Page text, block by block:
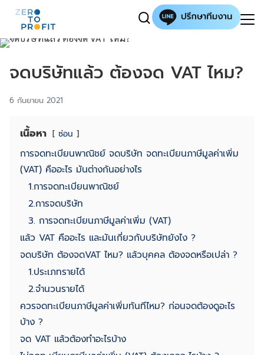
จดบริษัทแล้ว ต้องจด VAT ไหม?
6 กันยายน 2021
เนื้อหา ซ่อน
การจดทะเบียนพาณิชย์ จดบริษัท จดทะเบียนภาษีมูลค่าเพิ่ม
(VAT) คืออะไร มันต่างกันอย่างไร
1.การจดทะเบียนพาณิชย์
2.การจดบริษัท
3. การจดทะเบียนภาษีมูลค่าเพิ่ม (VAT)
แล้ว VAT คืออะไร และมันเกี่ยวกับบริษัทยังไง ?
จดบริษัท ต้องจดVAT ไหม? แล้วบุคคล ต้องจดหรือเปล่า ?
1.ประเภทรายได้
2.จำนวนรายได้
ควรจดทะเบียนภาษีมูลค่าเพิ่มทันทีไหม? ก่อนจดต้องดูอะไร
บ้าง ?
จด VAT แล้วต้องทำอะไรบ้าง